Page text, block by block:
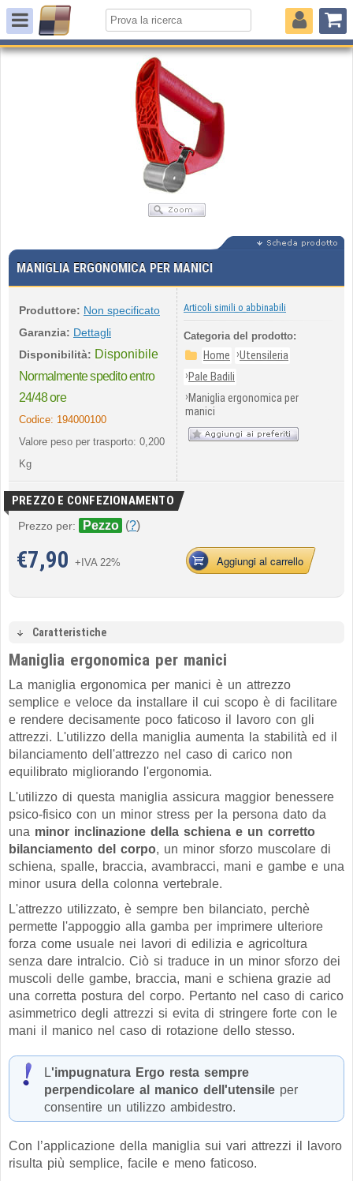
MANIGLIA ERGONOMICA PER MANICI
Produttore: Non specificato
Garanzia: Dettagli
Disponibilità: Disponibile
Normalmente spedito entro
24/48 ore
Codice: 194000100
Valore peso per trasporto: 0,200
Kg
Articoli simili o abbinabili
Categoria del prodotto:
Home ›Utensileria
›Pale Badili
›Maniglia ergonomica per
manici
PREZZO E CONFEZIONAMENTO
Prezzo per: Pezzo (?)
€7,90 +IVA 22% Aggiungi al carrello
Caratteristiche
Maniglia ergonomica per manici
La maniglia ergonomica per manici è un attrezzo
semplice e veloce da installare il cui scopo è di facilitare
e rendere decisamente poco faticoso il lavoro con gli
attrezzi. L'utilizzo della maniglia aumenta la stabilità ed il
bilanciamento dell'attrezzo nel caso di carico non
equilibrato migliorando l'ergonomia.
L'utilizzo di questa maniglia assicura maggior benessere
psico-fisico con un minor stress per la persona dato da
una minor inclinazione della schiena e un corretto
bilanciamento del corpo, un minor sforzo muscolare di
schiena, spalle, braccia, avambracci, mani e gambe e una
minor usura della colonna vertebrale.
L'attrezzo utilizzato, è sempre ben bilanciato, perchè
permette l'appoggio alla gamba per imprimere ulteriore
forza come usuale nei lavori di edilizia e agricoltura
senza dare intralcio. Ciò si traduce in un minor sforzo dei
muscoli delle gambe, braccia, mani e schiena grazie ad
una corretta postura del corpo. Pertanto nel caso di carico
asimmetrico degli attrezzi si evita di stringere forte con le
mani il manico nel caso di rotazione dello stesso.
L'impugnatura Ergo resta sempre
perpendicolare al manico dell'utensile per
consentire un utilizzo ambidestro.
Con l’applicazione della maniglia sui vari attrezzi il lavoro
risulta più semplice, facile e meno faticoso.